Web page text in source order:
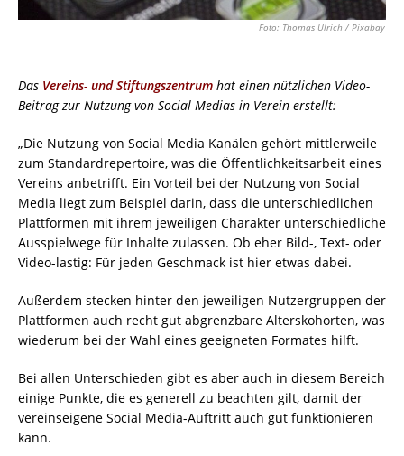
Foto: Thomas Ulrich / Pixabay
Das Vereins- und Stiftungszentrum hat einen nützlichen Video-
Beitrag zur Nutzung von Social Medias in Verein erstellt:
„Die Nutzung von Social Media Kanälen gehört mittlerweile
zum Standardrepertoire, was die Öffentlichkeitsarbeit eines
Vereins anbetrifft. Ein Vorteil bei der Nutzung von Social
Media liegt zum Beispiel darin, dass die unterschiedlichen
Plattformen mit ihrem jeweiligen Charakter unterschiedliche
Ausspielwege für Inhalte zulassen. Ob eher Bild-, Text- oder
Video-lastig: Für jeden Geschmack ist hier etwas dabei.
Außerdem stecken hinter den jeweiligen Nutzergruppen der
Plattformen auch recht gut abgrenzbare Alterskohorten, was
wiederum bei der Wahl eines geeigneten Formates hilft.
Bei allen Unterschieden gibt es aber auch in diesem Bereich
einige Punkte, die es generell zu beachten gilt, damit der
vereinseigene Social Media-Auftritt auch gut funktionieren
kann.